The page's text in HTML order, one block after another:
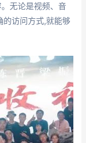
无论是视频、音
的访问方式,就能够